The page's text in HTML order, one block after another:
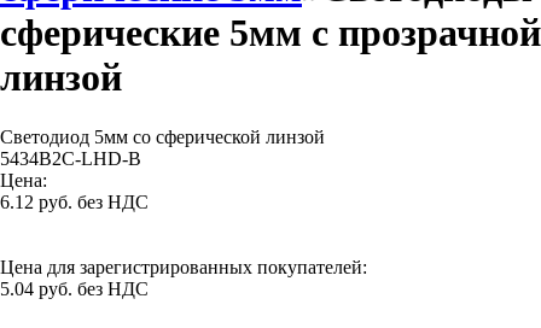
сферические 5мм с прозрачной
линзой
Светодиод 5мм со сферической линзой
5434B2C-LHD-B
Цена:
6.12 руб. без НДС
Цена для зарегистрированных покупателей:
5.04 руб. без НДС